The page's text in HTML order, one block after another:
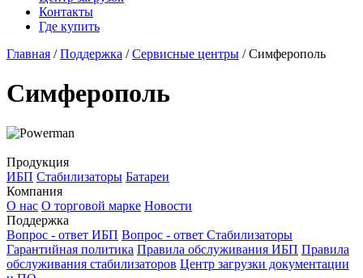
Контакты
Где купить
Главная /Поддержка /Сервисные центры /Симферополь
Симферополь
Продукция
ИБП Стабилизаторы Батареи
Компания
О нас О торговой марке Новости
Поддержка
Вопрос - ответ ИБП Вопрос - ответ Стабилизаторы
Гарантийная политика Правила обслуживания ИБП Правила
обслуживания стабилизаторов Центр загрузки документации